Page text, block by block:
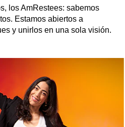
los AmRestees: sabemos
Estamos abiertos a
y unirlos en una sola visión.